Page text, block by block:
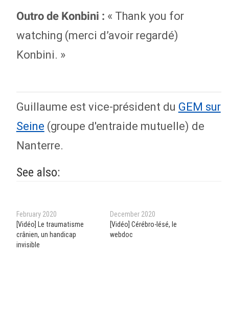
Outro de Konbini : « Thank you for
watching (merci d’avoir regardé)
Konbini. »
Guillaume est vice-président du GEM sur
Seine (groupe d'entraide mutuelle) de
Nanterre.
See also:
February 2020
[Vidéo] Le traumatisme
crânien, un handicap
invisible
December 2020
[Vidéo] Cérébro-lésé, le
webdoc